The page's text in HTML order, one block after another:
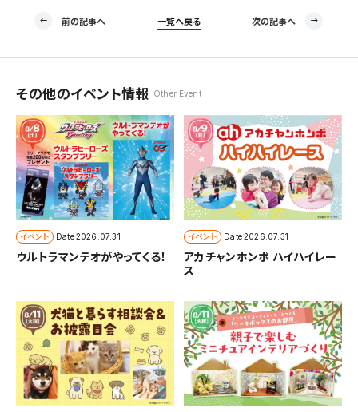
前の記事へ 一覧へ戻る 次の記事へ
その他のイベント情報 Other Event
イベント Date2026.07.31
ウルトラマンテオがやってくる！
イベント Date2026.07.31
アカチャンホンポ ハイハイレー
ス